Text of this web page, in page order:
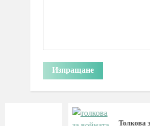
Толкова за войната..